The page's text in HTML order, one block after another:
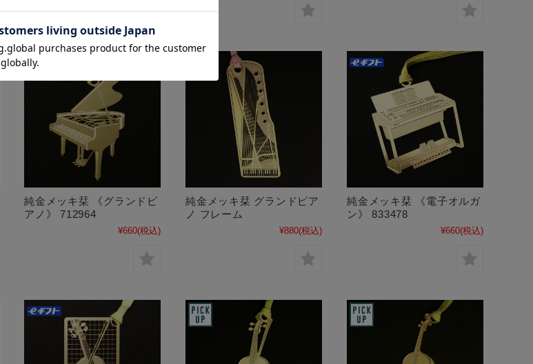
純金メッキ栞 《グランドピ
アノ》 712964
¥660(税込)
純金メッキ栞 グランドピア
ノ フレーム
¥880(税込)
純金メッキ栞 《電子オルガ
ン》 833478
¥660(税込)